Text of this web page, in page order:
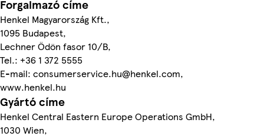
Forgalmazó címe
Henkel Magyarország Kft.,
1095 Budapest,
Lechner Ödön fasor 10/B,
Tel.: +36 1 372 5555
E-mail: consumerservice.hu@henkel.com,
www.henkel.hu
Gyártó címe
Henkel Central Eastern Europe Operations GmbH,
1030 Wien,